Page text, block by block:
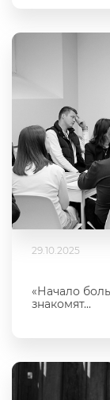
29.10.2025
«Начало
знакомят...